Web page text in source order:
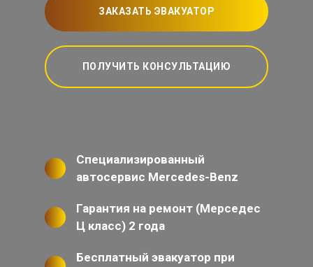
ЗАКАЗАТЬ ЭВАКУАТОР
ПОЛУЧИТЬ КОНСУЛЬТАЦИЮ
Специализированный
автосервис Mercedes-Benz
Гарантия на ремонт (Мерседес
Ц класс) 2 года
Бесплатный эвакуатор при